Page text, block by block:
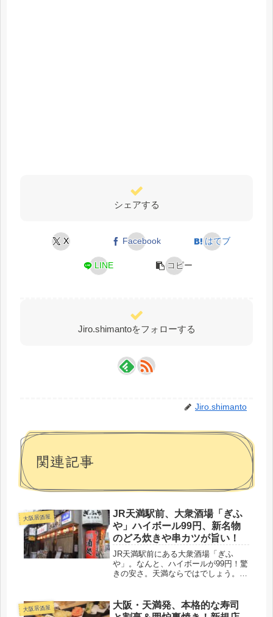
シェアする
X Facebook はてブ
LINE コピー
Jiro.shimantoをフォローする
Jiro.shimanto
関連記事
大阪居酒屋
JR天満駅前、大衆酒場「ぎふ
や」ハイボール99円、新名物
のどろ炊きや串カツが旨い！
JR天満駅前にある大衆酒場「ぎふ
や」。なんと、ハイボールが99円！驚
きの安さ。天満ならではでしょう。も
カツなどめちゃウマです。大衆酒場と
銘打つだけに、値段は安い！昼呑みも
大阪居酒屋
大阪・天満発、本格的な寿司